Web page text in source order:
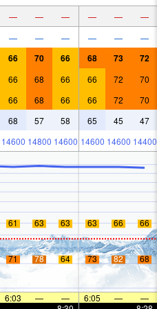
— — — — —
—
—
— — — — —
66 70 66 68 73 72
66 68 66 66 72
70
66
68 66 66 72
70
68
57 58 65 45
47
14600 14800 14600 14600 14600 14400
61 63 63 63 66 66
71 78 64 73 82 68
6:03 — — 6:05 —
—